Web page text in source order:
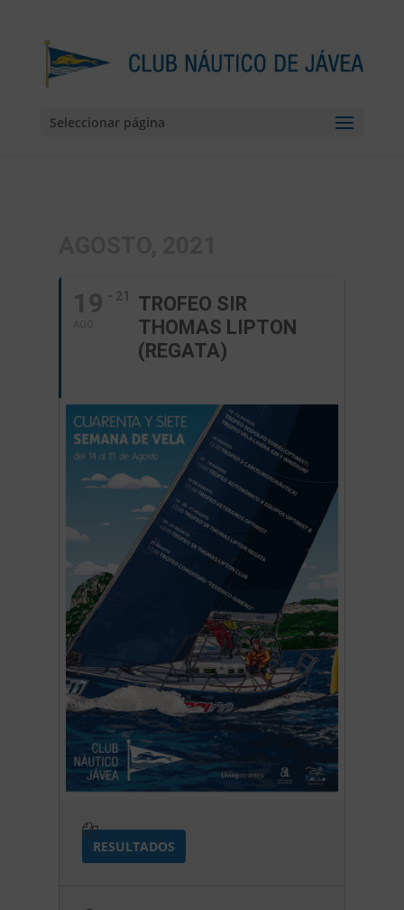
Seleccionar página
19
AGO
- 21
TROFEO SIR
THOMAS LIPTON
(REGATA)
RESULTADOS